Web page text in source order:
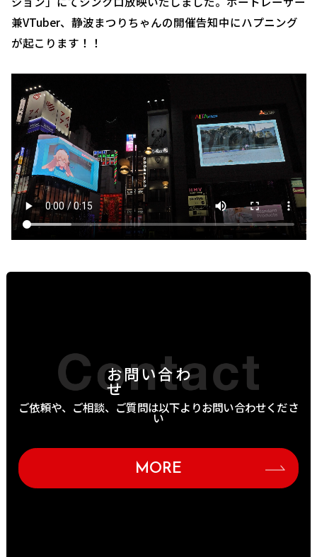
兼VTuber、静波まつりちゃんの開催告知中にハプニング
が起こります！！
お問い合わ
せ
ご依頼や、ご相談、ご質問は以下よりお問い合わせくださ
い
MORE